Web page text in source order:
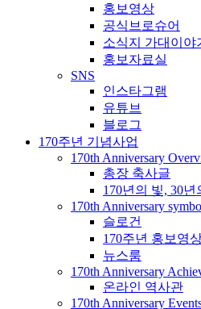
홍보영상
공식브로슈어
소식지 가대이야
홍보자료실
SNS
인스타그램
유튜브
블로그
170주년 기념사업
170th Anniversary
총장 축사글
170년의 빛, 30년
170th Anniversary
슬로건
170주년 홍보영
뉴스룸
170th Anniversary
온라인 역사관
170th Anniversary